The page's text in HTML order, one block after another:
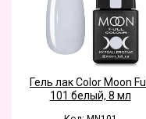
Гель лак Color Moon Full
101 белый, 8 мл